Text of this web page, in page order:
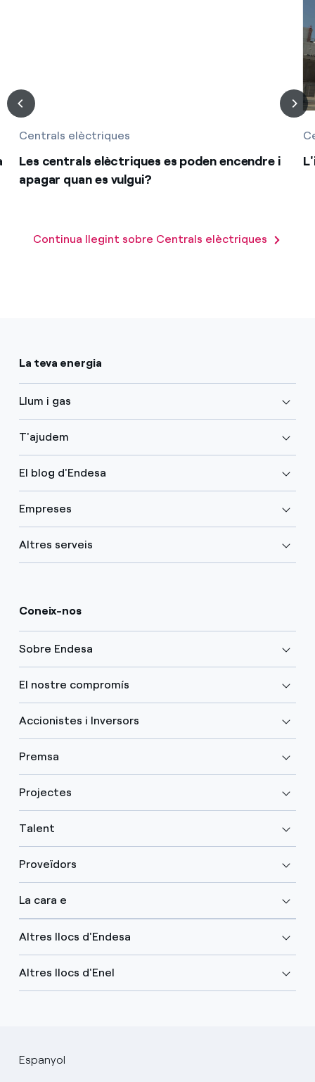
Centrals elèctriques
Les centrals elèctriques es poden encendre i
apagar quan es vulgui?
Continua llegint sobre Centrals elèctriques
La teva energia
Llum i gas
T'ajudem
El blog d'Endesa
Empreses
Altres serveis
Coneix-nos
Sobre Endesa
El nostre compromís
Accionistes i Inversors
Premsa
Projectes
Talent
Proveïdors
La cara e
Altres llocs d'Endesa
Altres llocs d'Enel
Espanyol